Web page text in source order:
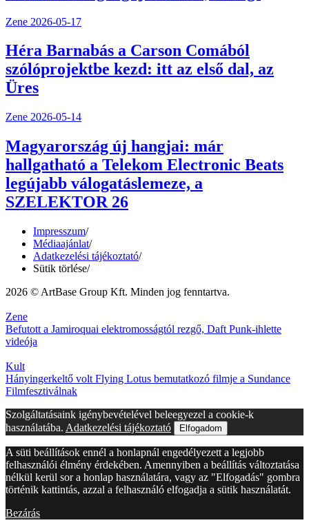
Zene 2026-05-17
Héra Barnabás a Carson Comából
szólóprojektbe kezd: itt az első dal, az
Üres
Zene 2026-05-14
Magyarország új hangjai: már
hallgatható a Telekom Electronic Beats
legújabb válogatáslemeze, a
SZELEKTOR 26
Impresszum/
Médiaajánlat/
Adatkezelési tájékoztató/
Sütik törlése/
2026 © ArtBase Group Kft. Minden jog fenntartva.
Zene
Befutott a Jamiroquai elektromosságtól rezgő, Daft Punk-ihlette
videója
Kult
Hányingerkeltő volt Flying Lotus bemutatkozó filmje a Sundance
Filmfesztiválnak
Szolgáltatásaink igénybevételével beleegyezel a cookie-k
használatába. Adatkezelési tájékoztató Elfogadom
A süti beállítások ennél a honlapnál engedélyezett a legjobb
felhasználói élmény érdekében. Amennyiben a beállítás változtatása
nélkül kerül sor a honlap használatára, vagy az "Elfogadás" gombra
történik kattintás, azzal a felhasználó elfogadja a sütik használatát.
Bezárás